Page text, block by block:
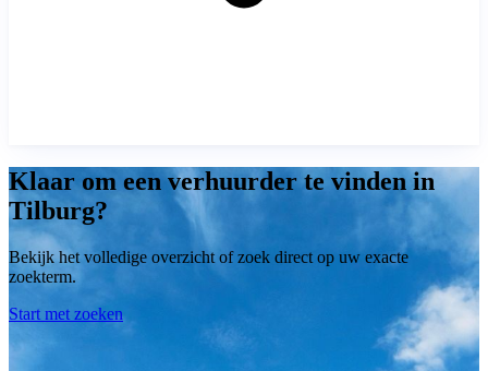
Klaar om een verhuurder te vinden in
Tilburg?
Bekijk het volledige overzicht of zoek direct op uw exacte
zoekterm.
Start met zoeken